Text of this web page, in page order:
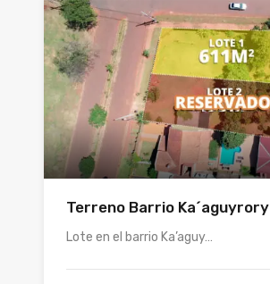
Terreno Barrio Ka´aguyrory
Lote en el barrio Ka’aguy…